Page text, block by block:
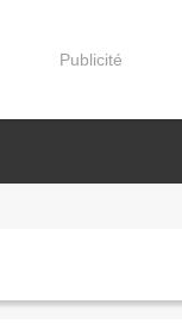
Publicité